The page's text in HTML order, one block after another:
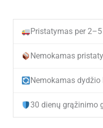
(NEW)
Odiniai
laisvalaikio
moterims
97891-
Pristatymas per
Nemokamas
Nemokamas
30 dienų grąžinimo